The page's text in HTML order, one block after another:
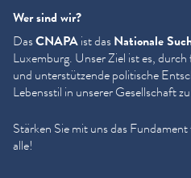
Wer sind wir?
DasCNAPAist dasNationale
Luxemburg. Unser Ziel ist es,
und unter­stützende politische
Lebensstil in unserer Gesellschaft
Stärken Sie mit uns das
alle!